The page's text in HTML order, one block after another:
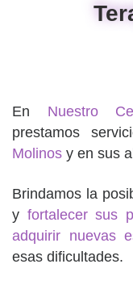
En Nuestro
prestamos
Molinos y en sus
Brindamos la
y fortalecer sus
adquirir nuevas
esas dificultades.